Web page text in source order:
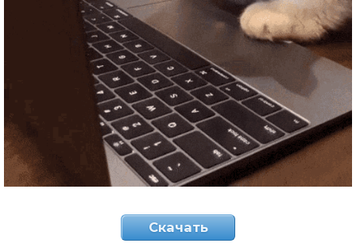
Скачать